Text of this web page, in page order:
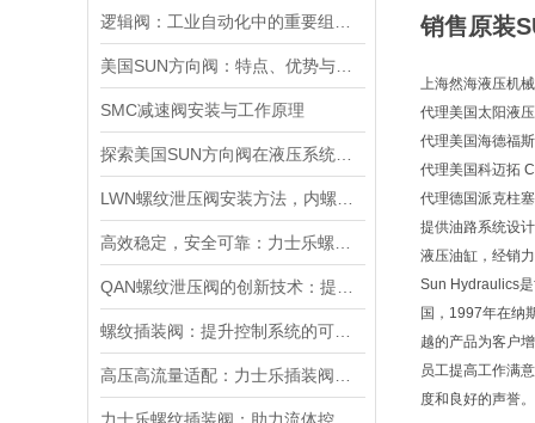
SMC减速阀安装与工作原理
销售原装
上海然海液压机
代理美国太阳液
代理美国海德福
代理美国科迈拓
代理德国派克柱
提供油路系统设
液压油缸，经销
Sun Hydraulics
国，1997年在纳
越的产品为客户
员工提高工作满
度和良好的声誉。